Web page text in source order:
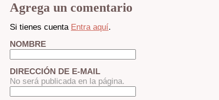
Agrega un comentario
Si tienes cuenta Entra aquí.
NOMBRE
DIRECCIÓN DE E-MAIL
No será publicada en la página.